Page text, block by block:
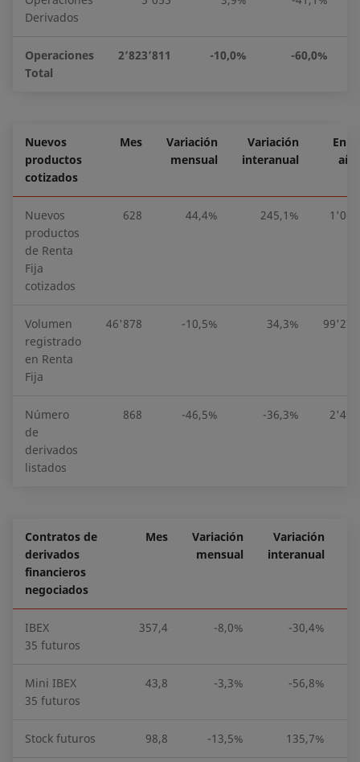
Derivados
Operaciones
Total
2’823’811 -10,0% -60,0%
Nuevos
productos
cotizados
Mes
Variación
mensual
Variación
interanual
En el
año
Nuevos
productos
de Renta
Fija
cotizados
628 44,4% 245,1% 1'063
Volumen
registrado
en Renta
Fija
46'878 -10,5% 34,3% 99'274
Número
de
derivados
listados
868 -46,5% -36,3% 2'491
Contratos de
derivados
financieros
negociados
Mes
Variación
mensual
Variación
interanual
IBEX
35 futuros
357,4 -8,0% -30,4%
Mini IBEX
35 futuros
43,8 -3,3% -56,8%
Stock futuros 98,8 -13,5% 135,7%